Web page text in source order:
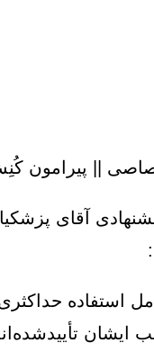
|| پیرامون
آقای
استفاده
ایشان